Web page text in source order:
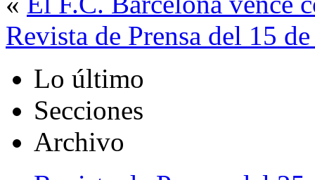
Revista de Prensa del 15
Lo último
Secciones
Archivo